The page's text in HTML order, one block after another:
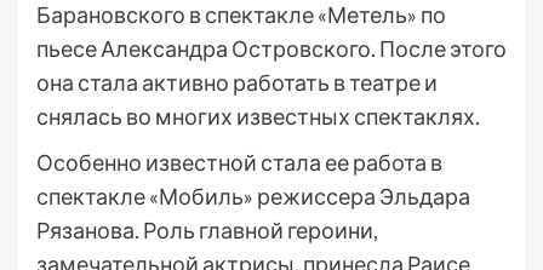
Барановского в спектакле «Метель» по
пьесе Александра Островского. После этого
она стала активно работать в театре и
снялась во многих известных спектаклях.
Особенно известной стала ее работа в
спектакле «Мобиль» режиссера Эльдара
Рязанова. Роль главной героини,
замечательной актрисы, принесла Раисе